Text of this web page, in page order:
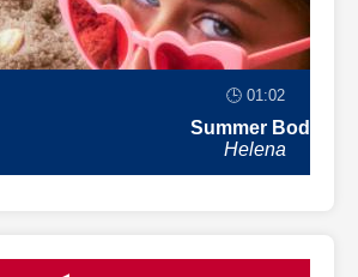
🕒 01:02
Summer Body
Helena